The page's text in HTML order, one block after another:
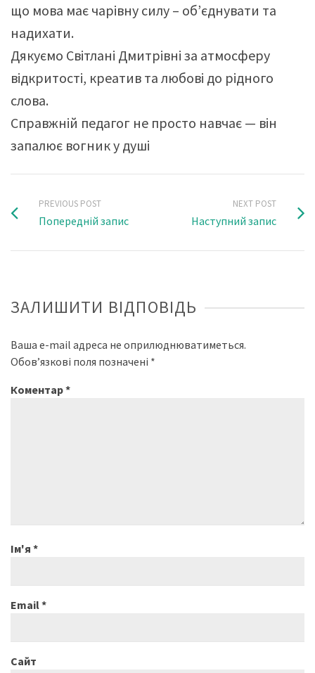
що мова має чарівну силу – об’єднувати та
надихати.
Дякуємо Світлані Дмитрівні за атмосферу
відкритості, креатив та любові до рідного
слова.
Справжній педагог не просто навчає — він
запалює вогник у душі
PREVIOUS POST
Попередній запис
NEXT POST
Наступний запис
ЗАЛИШИТИ ВІДПОВІДЬ
Ваша e-mail адреса не оприлюднюватиметься.
Обов’язкові поля позначені *
Коментар*
Ім'я *
Email*
Сайт